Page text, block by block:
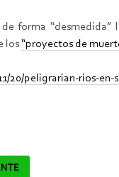
forma
los “proyectos de
20/peligrarian-rios-